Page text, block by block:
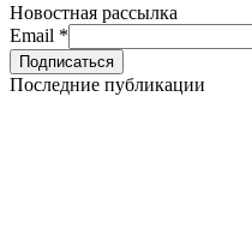
Новостная рассылка
Email *
Последние публикации